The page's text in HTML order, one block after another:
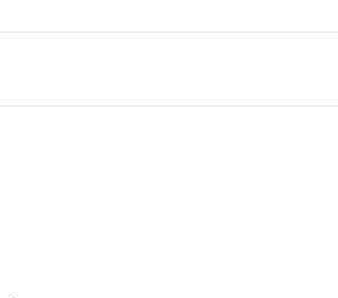
configurado en Opciones al emitir